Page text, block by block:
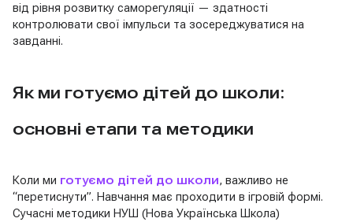
від рівня розвитку саморегуляції — здатності
контролювати свої імпульси та зосереджуватися на
завданні.
Як ми готуємо дітей до школи:
основні етапи та методики
Коли ми готуємо дітей до школи, важливо не
“перетиснути”. Навчання має проходити в ігровій формі.
Сучасні методики НУШ (Нова Українська Школа)